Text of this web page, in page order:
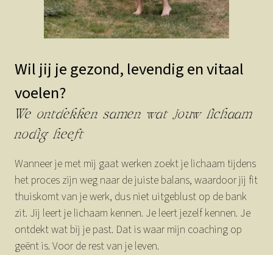
Wil jij je gezond, levendig en vitaal
voelen?
We ontdekken samen wat jouw lichaam
nodig heeft
Wanneer je met mij gaat werken zoekt je lichaam tijdens
het proces zijn weg naar de juiste balans, waardoor jij fit
thuiskomt van je werk, dus niet uitgeblust op de bank
zit. Jij leert je lichaam kennen. Je leert jezelf kennen. Je
ontdekt wat bij je past. Dat is waar mijn coaching op
geënt is. Voor de rest van je leven.